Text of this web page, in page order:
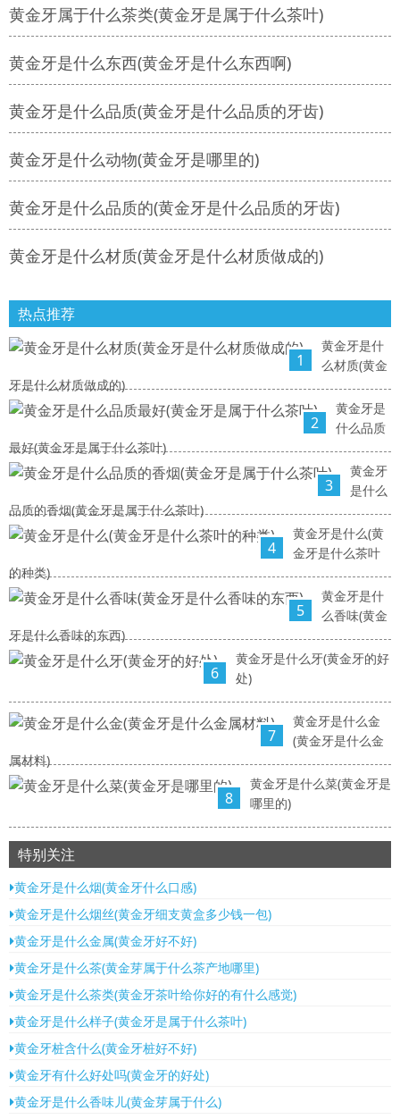
黄金牙属于什么茶类(黄金牙是属于什么茶叶)
黄金牙是什么东西(黄金牙是什么东西啊)
黄金牙是什么品质(黄金牙是什么品质的牙齿)
黄金牙是什么动物(黄金牙是哪里的)
黄金牙是什么品质的(黄金牙是什么品质的牙齿)
黄金牙是什么材质(黄金牙是什么材质做成的)
热点推荐
1
黄金牙是什
么材质(黄金
牙是什么材质做成的)
2
黄金牙是
什么品质
最好(黄金牙是属于什么茶叶)
3
黄金牙
是什么
品质的香烟(黄金牙是属于什么茶叶)
4
黄金牙是什么(黄
金牙是什么茶叶
的种类)
5
黄金牙是什
么香味(黄金
牙是什么香味的东西)
6
黄金牙是什么牙(黄金牙的好
处)
7
黄金牙是什么金
(黄金牙是什么金
属材料)
8
黄金牙是什么菜(黄金牙是
哪里的)
特别关注
黄金牙是什么烟(黄金牙什么口感)
黄金牙是什么烟丝(黄金牙细支黄盒多少钱一包)
黄金牙是什么金属(黄金牙好不好)
黄金牙是什么茶(黄金芽属于什么茶产地哪里)
黄金牙是什么茶类(黄金牙茶叶给你好的有什么感觉)
黄金牙是什么样子(黄金牙是属于什么茶叶)
黄金牙桩含什么(黄金牙桩好不好)
黄金牙有什么好处吗(黄金牙的好处)
黄金牙是什么香味儿(黄金芽属于什么)